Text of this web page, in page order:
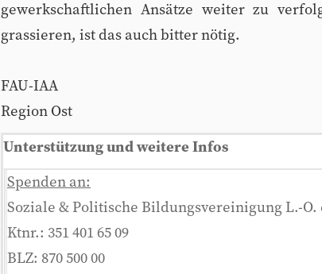
gewerkschaftlichen Ansätze weiter zu
grassieren, ist das auch bitter nötig.
FAU-IAA
Region Ost
Unterstützung und weitere Infos
Spenden an:
Soziale & Politische Bildungsvereinigung L.-O.
Ktnr.: 351 401 65 09
BLZ: 870 500 00